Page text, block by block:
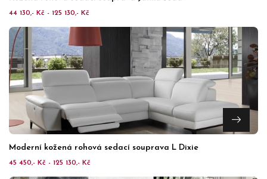
44 130,- Kč - 125 130,- Kč
Moderní kožená rohová sedací souprava L Dixie
45 450,- Kč - 125 130,- Kč